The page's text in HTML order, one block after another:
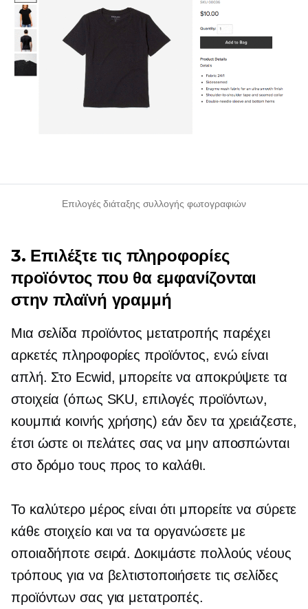
Επιλογές διάταξης συλλογής φωτογραφιών
3. Επιλέξτε τις πληροφορίες
προϊόντος που θα εμφανίζονται
στην πλαϊνή γραμμή
Μια σελίδα προϊόντος μετατροπής παρέχει
αρκετές πληροφορίες προϊόντος, ενώ είναι
απλή. Στο Ecwid, μπορείτε να αποκρύψετε τα
στοιχεία (όπως SKU, επιλογές προϊόντων,
κουμπιά κοινής χρήσης) εάν δεν τα χρειάζεστε,
έτσι ώστε οι πελάτες σας να μην αποσπώνται
στο δρόμο τους προς το καλάθι.
Το καλύτερο μέρος είναι ότι μπορείτε να σύρετε
κάθε στοιχείο και να τα οργανώσετε με
οποιαδήποτε σειρά. Δοκιμάστε πολλούς νέους
τρόπους για να βελτιστοποιήσετε τις σελίδες
προϊόντων σας για μετατροπές.